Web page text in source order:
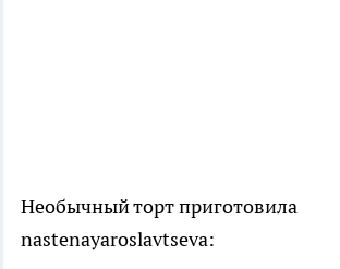
Необычный торт приготовила
nastenayaroslavtseva: